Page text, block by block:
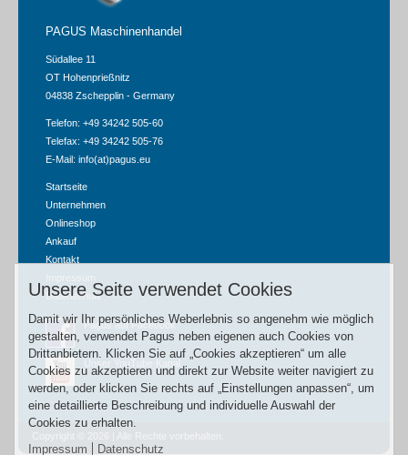
PAGUS Maschinenhandel
Südallee 11
OT Hohenprießnitz
04838 Zschepplin - Germany
Telefon: +49 34242 505-60
Telefax: +49 34242 505-76
E-Mail: info(at)pagus.eu
Startseite
Unternehmen
Onlineshop
Ankauf
Kontakt
Impressum
Datenschutz
Pagus auf Facebook
Unser YouTube Kanal
Unsere Seite verwendet Cookies
Damit wir Ihr persönliches Weberlebnis so angenehm wie möglich
gestalten, verwendet Pagus neben eigenen auch Cookies von
Drittanbietern. Klicken Sie auf „Cookies akzeptieren“ um alle
Cookies zu akzeptieren und direkt zur Website weiter navigiert zu
werden, oder klicken Sie rechts auf „Einstellungen anpassen“, um
eine detaillierte Beschreibung und individuelle Auswahl der
Cookies zu erhalten.
Impressum
Datenschutz